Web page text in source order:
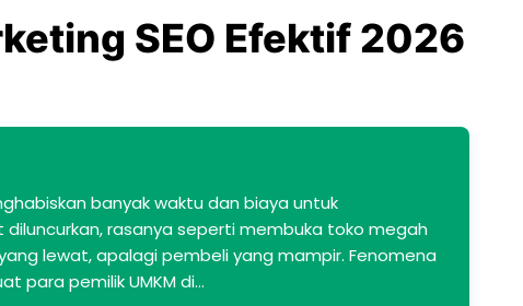
SEO Efektif 2026
banyak waktu dan biaya untuk
rasanya seperti membuka toko megah
lewat, apalagi pembeli yang mampir. Fenomena
para pemilik UMKM di…